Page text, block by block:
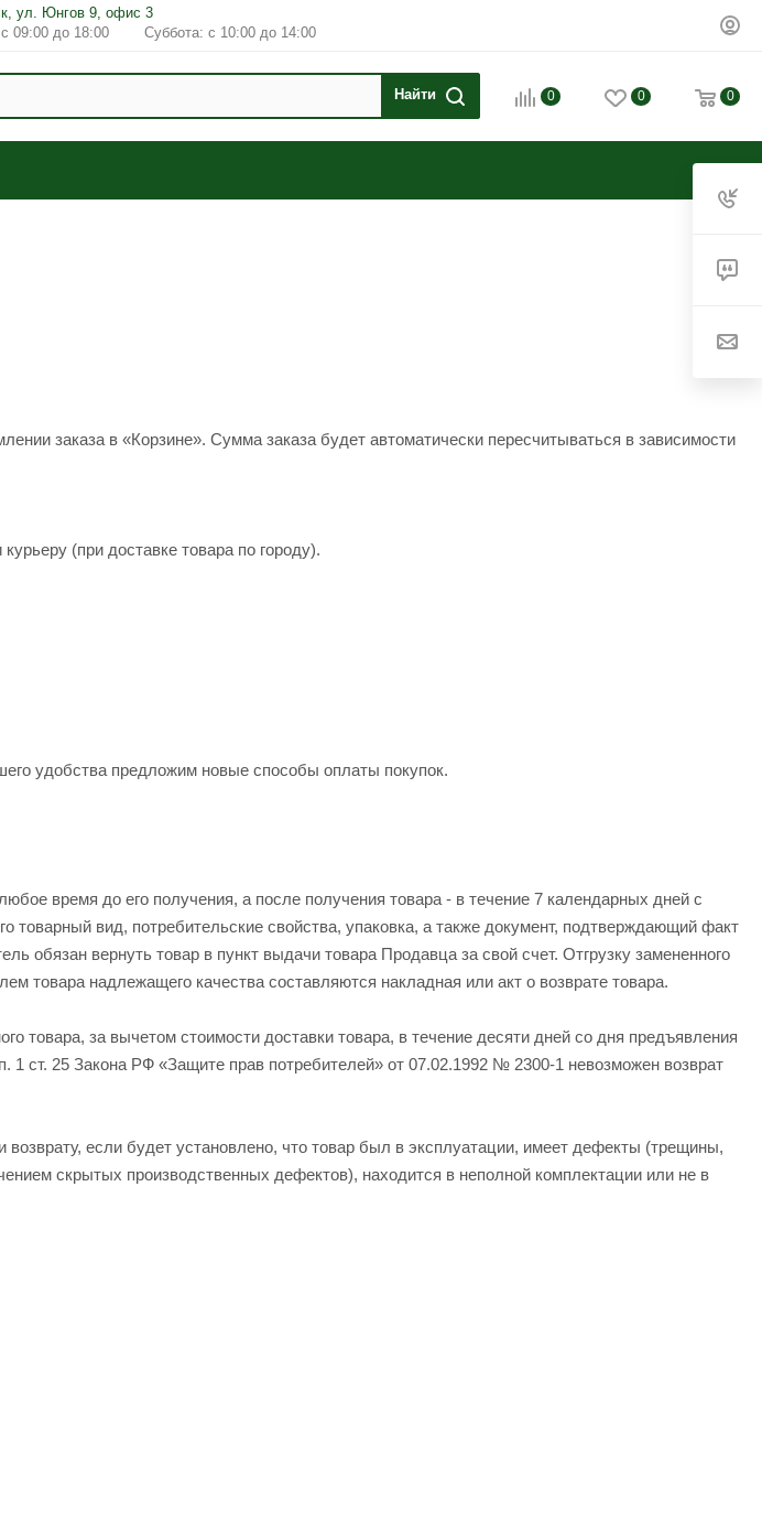
ул. Юнгов 9, офис 3
с 09:00 до 18:00 Суббота: с 10:00 до 14:00
0 0 0
заказа в «Корзине». Сумма заказа будет автоматически пересчитываться в зависимости
(при доставке товара по городу).
удобства предложим новые способы оплаты покупок.
время до его получения, а после получения товара - в течение 7 календарных дней с
товарный вид, потребительские свойства, упаковка, а также документ, подтверждающий факт
обязан вернуть товар в пункт выдачи товара Продавца за свой счет. Отгрузку замененного
товара надлежащего качества составляются накладная или акт о возврате товара.
товара, за вычетом стоимости доставки товара, в течение десяти дней со дня предъявления
1 ст. 25 Закона РФ «Защите прав потребителей» от 07.02.1992 № 2300-1 невозможен возврат
если будет установлено, что товар был в эксплуатации, имеет дефекты (трещины,
скрытых производственных дефектов), находится в неполной комплектации или не в